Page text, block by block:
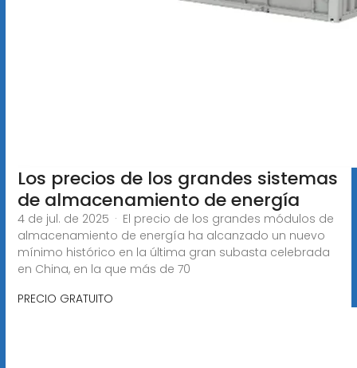
Los precios de los grandes sistemas
de almacenamiento de energía
4 de jul. de 2025 · El precio de los grandes módulos de
almacenamiento de energía ha alcanzado un nuevo
mínimo histórico en la última gran subasta celebrada
en China, en la que más de 70
PRECIO GRATUITO